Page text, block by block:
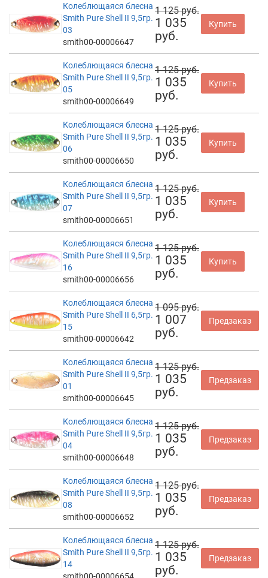
Колеблющаяся блесна
Smith Pure Shell II 9,5гр.
03
smith00-00006647
1 125 руб.
1 035
руб.
Купить
Колеблющаяся блесна
Smith Pure Shell II 9,5гр.
05
smith00-00006649
1 125 руб.
1 035
руб.
Купить
Колеблющаяся блесна
Smith Pure Shell II 9,5гр.
06
smith00-00006650
1 125 руб.
1 035
руб.
Купить
Колеблющаяся блесна
Smith Pure Shell II 9,5гр.
07
smith00-00006651
1 125 руб.
1 035
руб.
Купить
Колеблющаяся блесна
Smith Pure Shell II 9,5гр.
16
smith00-00006656
1 125 руб.
1 035
руб.
Купить
Колеблющаяся блесна
Smith Pure Shell II 6,5гр.
15
smith00-00006642
1 095 руб.
1 007
руб.
Предзаказ
Колеблющаяся блесна
Smith Pure Shell II 9,5гр.
01
smith00-00006645
1 125 руб.
1 035
руб.
Предзаказ
Колеблющаяся блесна
Smith Pure Shell II 9,5гр.
04
smith00-00006648
1 125 руб.
1 035
руб.
Предзаказ
Колеблющаяся блесна
Smith Pure Shell II 9,5гр.
08
smith00-00006652
1 125 руб.
1 035
руб.
Предзаказ
Колеблющаяся блесна
Smith Pure Shell II 9,5гр.
14
smith00-00006654
1 125 руб.
1 035
руб.
Предзаказ